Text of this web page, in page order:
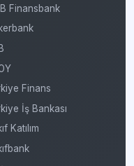
Finansbank
Finans
İş Bankası
Katılım